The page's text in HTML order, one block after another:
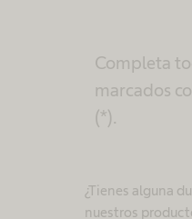
Completa
marcados
(*).
¿Tienes alguna
nuestros